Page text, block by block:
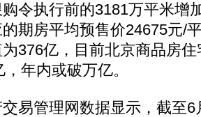
令执行前的3181万平米增
期房平均预售价24675元/
376亿，目前北京商品房
年内或破万亿。
管理网数据显示，截至6